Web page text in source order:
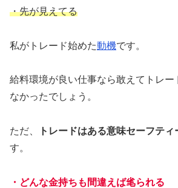
・先が見えてる
私がトレード始めた動機です。
給料環境が良い仕事なら敢えてトレー
なかったでしょう。
ただ、 トレードはある意味セーフティ
す。
・どんな金持ちも間違えば毟られる